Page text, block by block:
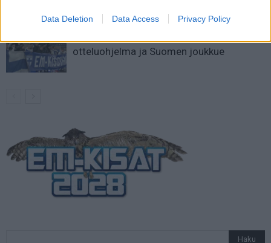
Data Deletion Data Access Privacy Policy
otteluohjelma ja Suomen joukkue